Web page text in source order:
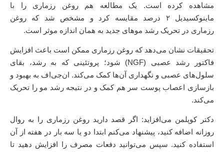
مشاهده کرده است. یک مطالعه هم روغن رزماری را با
ماینوکسیدیل ۲ درصد مقایسه کرد و مشخص شد که روغن
رزماری در تحریک رشد موهای جدید به همان اندازه موثر است.
تحقیقات نشان می‌دهد که روغن رزماری ممکن است باعث افزایش
فاکتور رشد عصبی (NGF) شود؛ پروتئینی که به رشد، بقای
سلول‌های عصبی و نگهداری آن‌ها کمک می‌کند. ان‌جی‌اف به بهبود و
بازسازی اعصاب پوست سر هم کمک و در نتیجه رشد مو را تحریک
می‌کند.
دکتر کوپلمن می‌افزاید: اگر قصد دارید روغن رزماری را به روال
روزانه اضافه کنید، پیشنهاد می‌کنم ابتدا دو یا سه بار در هفته از آن
استفاده کنید. سپس می‌توانید دفعات مصرف را افزایش دهید تا